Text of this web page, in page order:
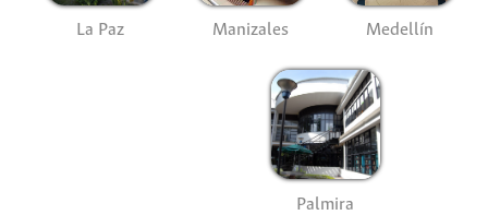
La Paz Manizales Medellín
Palmira